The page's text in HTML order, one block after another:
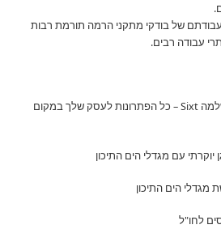
של בודקי מתקני הרמה תורמת רבות
עבודה רבים.
– עם שלמה Sixt – כל הפתרונות לעסק שלך במקום
יוקרתי עם מגדלי הים התיכון
מגדלי הים התיכון